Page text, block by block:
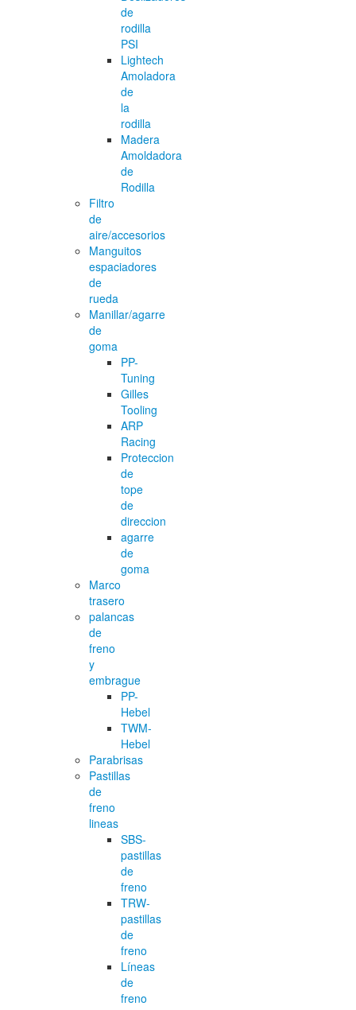
de
rodilla
PSI
Lightech
Amoladora
de
la
rodilla
Madera
Amoldadora
de
Rodilla
Filtro
de
aire/accesorios
Manguitos
espaciadores
de
rueda
Manillar/agarre
de
goma
PP-
Tuning
Gilles
Tooling
ARP
Racing
Proteccion
de
tope
de
direccion
agarre
de
goma
Marco
trasero
palancas
de
freno
y
embrague
PP-
Hebel
TWM-
Hebel
Parabrisas
Pastillas
de
freno
lineas
SBS-
pastillas
de
freno
TRW-
pastillas
de
freno
Líneas
de
freno